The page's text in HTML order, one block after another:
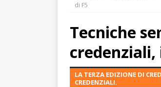
di F5
Tecniche
LA TERZA EDIZIONE DI
CREDENZIALI.